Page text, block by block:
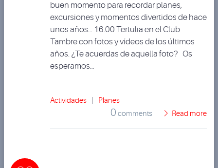
buen momento para recordar planes,
excursiones y momentos divertidos de hace
unos años… 16:00 Tertulia en el Club
Tambre con fotos y vídeos de los últimos
años. ¿Te acuerdas de aquella foto? Os
esperamos…
Actividades Planes
0 comments Read more